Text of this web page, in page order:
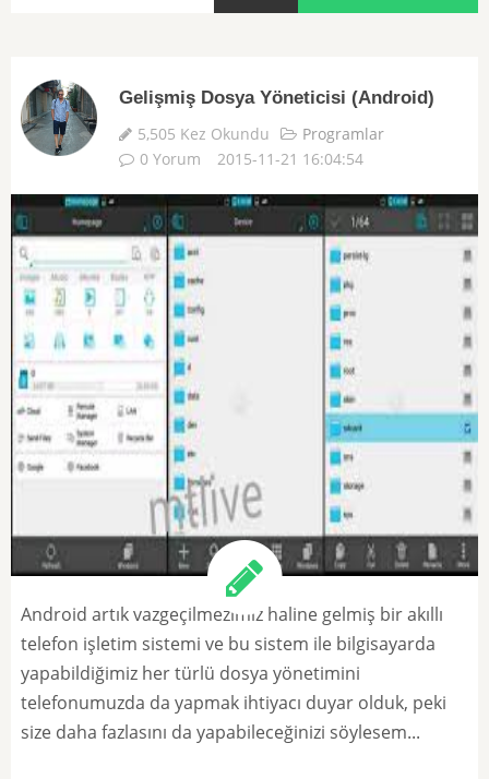
Gelişmiş Dosya Yöneticisi (Android)
5,505 Kez Okundu
Programlar
0 Yorum
2015-11-21 16:04:54
Android artık vazgeçilmezimiz haline gelmiş bir akıllı
telefon işletim sistemi ve bu sistem ile bilgisayarda
yapabildiğimiz her türlü dosya yönetimini
telefonumuzda da yapmak ihtiyacı duyar olduk, peki
size daha fazlasını da yapabileceğinizi söylesem...